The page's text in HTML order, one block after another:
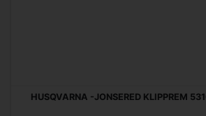
HUSQVARNA -JONSERED KLIPPREM